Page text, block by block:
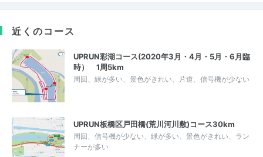
近くのコース
UPRUN彩湖コース(2020年3月・4月・5月・6月臨
時） 1周5km
周回、緑が多い、景色がきれい、片道、信号機が少ない
UPRUN板橋区戸田橋(荒川河川敷)コース30km
周回、信号機が少ない、緑が多い、景色がきれい、ラン
ナーが多い